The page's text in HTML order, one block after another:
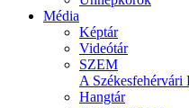
Média
Képtár
Videótár
SZEM
A Székesfehérvári
Hangtár